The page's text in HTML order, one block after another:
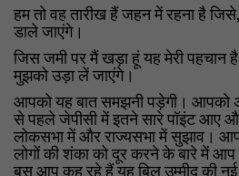
हम तो वह तारीख हैं जहन में रहना है
डाले जाएंगे।
जिस जमी पर मैं खड़ा हूं यह मेरी पहचान
मुझको उड़ा लें जाएंगे।
आपको यह बात समझनी पड़ेगी। आपको
से पहले जेपीसी में इतने सारे पॉइंट आए
लोकसभा में और राज्यसभा में सुझाव।
लोगों की शंका को दूर करने के बारे में
बस आप कह रहे हैं यह बिल उम्मीद की